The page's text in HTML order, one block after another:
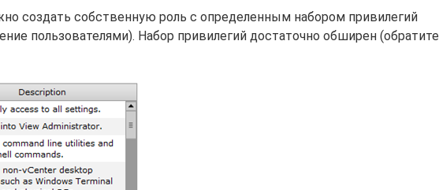
создать собственную роль с определенным набором привилегий
пользователями). Набор привилегий достаточно обширен (обратите